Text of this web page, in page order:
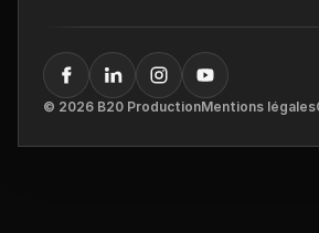
© 2026 B20 ProductionMentions légales